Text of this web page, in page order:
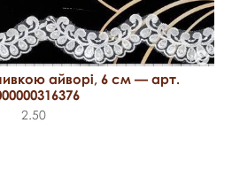
айворі, 6 см — арт.
2.50